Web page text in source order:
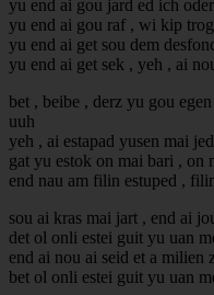
yu end ai gou jard ed ich
yu end ai gou raf , wi kip
yu end ai get sou dem
yu end ai get sek , yeh , ai
bet , beibe , derz yu gou
uuh
yeh , ai estapad yusen mai
gat yu estok on mai bari , on
end nau am filin estuped ,
sou ai kras mai jart , end ai
det ol onli estei guit yu uan
end ai nou ai seid et a milien
bet ol onli estei guit yu uan